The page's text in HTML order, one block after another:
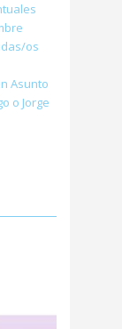
os
Asunto
o Jorge